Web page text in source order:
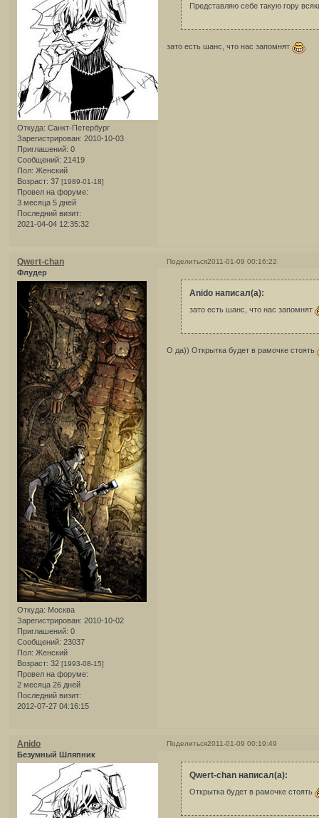
Откуда: Санкт-Петербург
Зарегистрирован: 2010-10-03
Приглашений: 0
Сообщений: 21419
Пол: Женский
Возраст: 37 [1989-01-18]
Провел на форуме:
3 месяца 5 дней
Последний визит:
2021-04-04 12:35:32
Представляю себе такую гору
зато есть шанс, что нас запомнят
Поделиться2011-01-09 00:16:22
Qwert-chan
Флудер
Откуда: Москва
Зарегистрирован: 2010-10-02
Приглашений: 0
Сообщений: 23037
Пол: Женский
Возраст: 32 [1993-08-15]
Провел на форуме:
2 месяца 26 дней
Последний визит:
2012-07-27 04:16:15
Anido написал(а):
зато есть шанс, что нас запомнят
О да)) Открытка будет в рамочке стоять
Поделиться2011-01-09 00:19:49
Anido
Безумный Шляпник
Qwert-chan написал(а):
Открытка будет в рамочке стоять